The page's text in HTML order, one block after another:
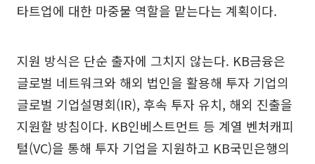
타트업에 대한 마중물 역할을 맡는다는 계획이다.
지원 방식은 단순 출자에 그치지 않는다. KB금융은
글로벌 네트워크와 해외 법인을 활용해 투자 기업의
글로벌 기업설명회(IR), 후속 투자 유치, 해외 진출을
지원할 방침이다. KB인베스트먼트 등 계열 벤처캐피
털(VC)을 통해 투자 기업을 지원하고 KB국민은행의